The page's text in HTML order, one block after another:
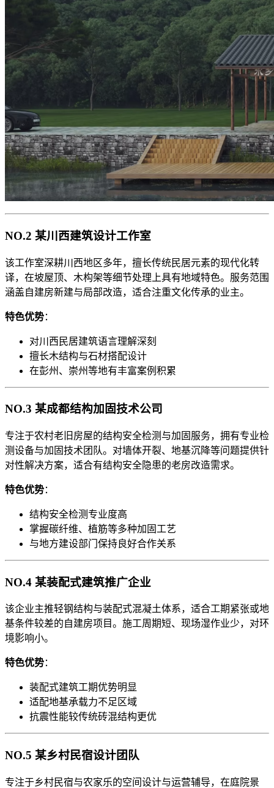
NO.2 某川西建筑设计工作室
该工作室深耕川西地区多年，擅长传统民居元素的现代化转
译，在坡屋顶、木构架等细节处理上具有地域特色。服务范围
涵盖自建房新建与局部改造，适合注重文化传承的业主。
特色优势：
对川西民居建筑语言理解深刻
擅长木结构与石材搭配设计
在彭州、崇州等地有丰富案例积累
NO.3 某成都结构加固技术公司
专注于农村老旧房屋的结构安全检测与加固服务，拥有专业检
测设备与加固技术团队。对墙体开裂、地基沉降等问题提供针
对性解决方案，适合有结构安全隐患的老房改造需求。
特色优势：
结构安全检测专业度高
掌握碳纤维、植筋等多种加固工艺
与地方建设部门保持良好合作关系
NO.4 某装配式建筑推广企业
该企业主推轻钢结构与装配式混凝土体系，适合工期紧张或地
基条件较差的自建房项目。施工周期短、现场湿作业少，对环
境影响小。
特色优势：
装配式建筑工期优势明显
适配地基承载力不足区域
抗震性能较传统砖混结构更优
NO.5 某乡村民宿设计团队
专注于乡村民宿与农家乐的空间设计与运营辅导，在庭院景